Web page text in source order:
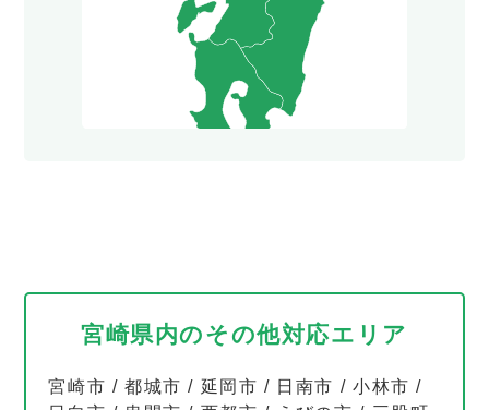
宮崎県内のその他対応エリア
宮崎市 /都城市 / 延岡市 / 日南市 / 小林市 /